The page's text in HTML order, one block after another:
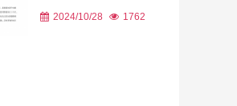
2024/10/28 1762